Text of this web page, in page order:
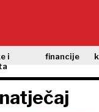
i
financije